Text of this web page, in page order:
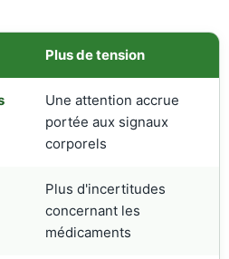
Plus de tension
Une attention accrue
portée aux signaux
corporels
Plus d'incertitudes
concernant les
médicaments